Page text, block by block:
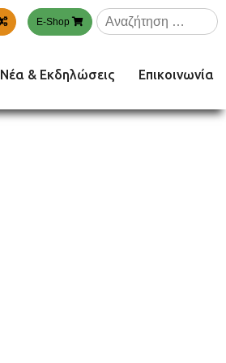
E-Shop
Αναζήτηση
για:
Νέα & Εκδηλώσεις Επικοινωνία